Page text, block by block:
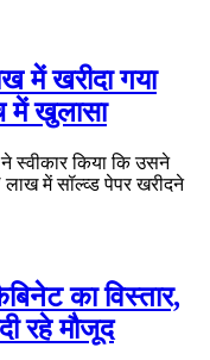
में खरीदा गया
में खुलासा
स्वीकार किया कि उसने
लाख में सॉल्व्ड पेपर खरीदने
का विस्तार,
रहे मौजूद